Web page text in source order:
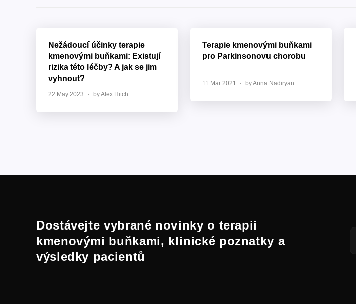
Nežádoucí účinky terapie
kmenovými buňkami: Existují
rizika této léčby? A jak se jim
vyhnout?
22 May 2023 by Alex Hitch
Terapie kmenovými buňkami
pro Parkinsonovu chorobu
11 Mar 2021 by Anna Nadiryan
Dostávejte vybrané novinky o terapii
kmenovými buňkami, klinické poznatky a
výsledky pacientů